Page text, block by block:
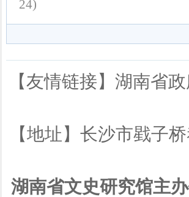
24)
【友情链接】 湖南省
【地址】长沙市戥子
湖南省文史研究馆主